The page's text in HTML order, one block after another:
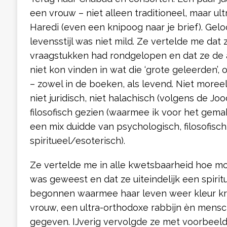
een vrouw – niet alleen traditioneel, maar
Haredi (even een knipoog naar je brief).
levensstijl was niet mild. Ze vertelde me dat
vraagstukken had rondgelopen en dat ze
niet kon vinden in wat die ‘grote
– zowel in de boeken, als levend. Niet
niet juridisch, niet halachisch (volgens de
filosofisch gezien (waarmee ik voor het
een mix duidde van psychologisch,
spiritueel/esoterisch).
Ze vertelde me in alle kwetsbaarheid hoe
was geweest en dat ze uiteindelijk een
begonnen waarmee haar leven weer kleur
vrouw, een ultra-orthodoxe rabbijn èn
gegeven. IJverig vervolgde ze met